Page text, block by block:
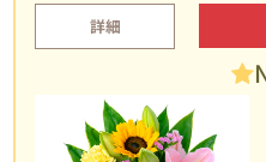
詳細